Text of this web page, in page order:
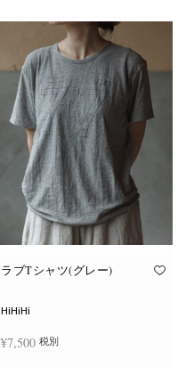
ジ
ら
選
択
で
き
ま
す
の
商
品
に
は
複
数
の
バ
リ
エ
ー
シ
ョ
ン
が
あ
り
ま
オ
ラブTシャツ(グレー)
HiHiHi
¥7,500 税別